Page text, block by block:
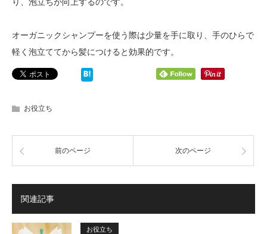
オーガニックシャンプーを使う際は少量を手に取り、手のひらで
軽く泡立ててから髪につけると効果的です。
お役立ち
前のページ 次のページ
関連記事
お役立ち